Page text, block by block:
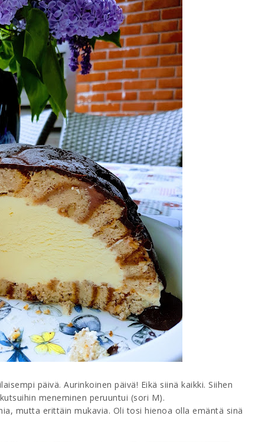
päivä. Aurinkoinen päivä! Eikä siinä kaikki. Siihen
meneminen peruuntui (sori M).
mutta erittäin mukavia. Oli tosi hienoa olla emäntä sinä